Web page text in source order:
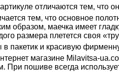
отличаются тем, что
тем, что основное
образом, маечка имеет
размера плетется своя
пакетик и красивую
магазине Milavitsa-
При пошиве всегда